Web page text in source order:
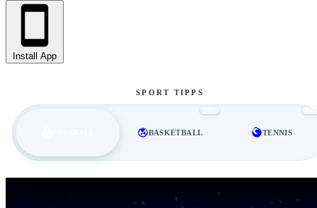
Install App
SPORT TIPPS
BASKETBALL TENNIS
NEU